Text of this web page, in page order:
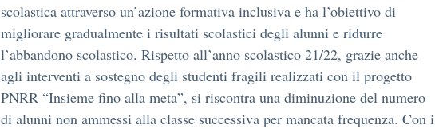
scolastica attraverso un’azione formativa inclusiva e ha l’obiettivo di
migliorare gradualmente i risultati scolastici degli alunni e ridurre
l’abbandono scolastico. Rispetto all’anno scolastico 21/22, grazie anche
agli interventi a sostegno degli studenti fragili realizzati con il progetto
PNRR “Insieme fino alla meta”, si riscontra una diminuzione del numero
di alunni non ammessi alla classe successiva per mancata frequenza. Con i